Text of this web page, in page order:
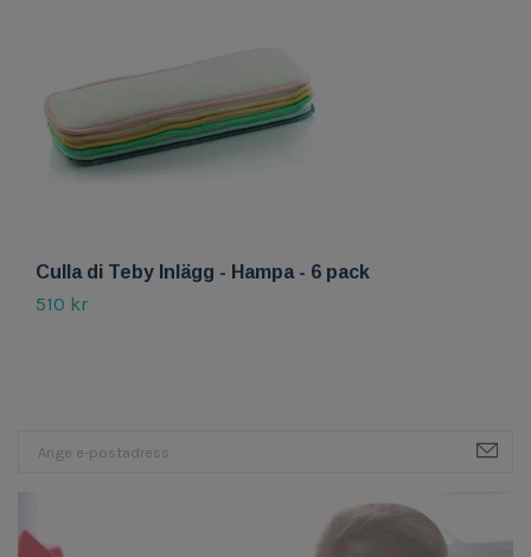
Culla di Teby Inlägg - Hampa - 6 pack
510 kr